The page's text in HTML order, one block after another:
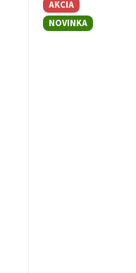
Farba tienidla:
Farba svietidla:
Energetická
AKCIA
NOVINKA